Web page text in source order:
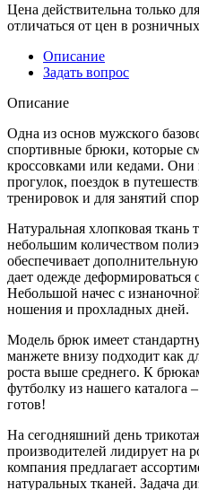
Цена действительна только
отличаться от цен в
Описание
Задать вопрос
Описание
Одна из основ мужского
спортивные брюки, которые
кроссовками или кедами. Они
прогулок, поездок в
тренировок и для занятий
Натуральная хлопковая ткань
небольшим количеством
обеспечивает
дает одежде
Небольшой начес с
ношения и прохладных дней.
Модель брюк имеет
манжете внизу подходит как
роста выше среднего. К
футболку из нашего
готов!
На сегодняшний день
производителей лидирует на
компания предлагает
натуральных тканей. Задача